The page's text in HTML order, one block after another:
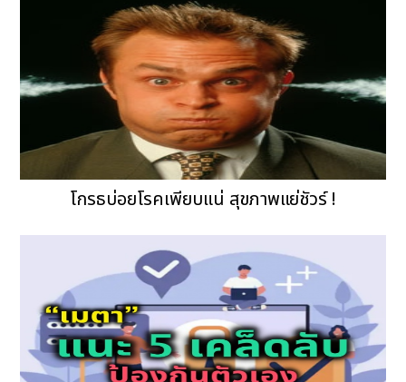
โกรธบ่อยโรคเพียบแน่ สุขภาพแย่ชัวร์ !